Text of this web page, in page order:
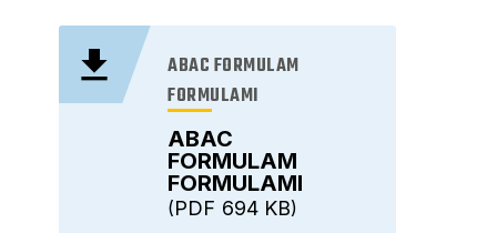
ABAC
FORMULAM
FORMULAMI
ABAC FORMULAM
FORMULAMI
694 KB
PDF